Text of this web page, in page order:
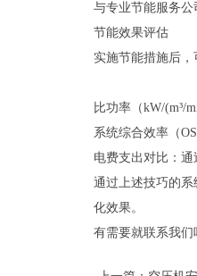
与专业节能服务公
节能效果评估
实施节能措施后，
比功率（kW/(m³/
系统综合效率（
电费支出对比：通
通过上述技巧的
化效果。
有需要就联系我们